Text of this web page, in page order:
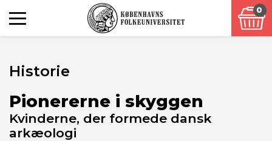
0
Historie
Pionererne i skyggen
Kvinderne, der formede dansk
arkæologi